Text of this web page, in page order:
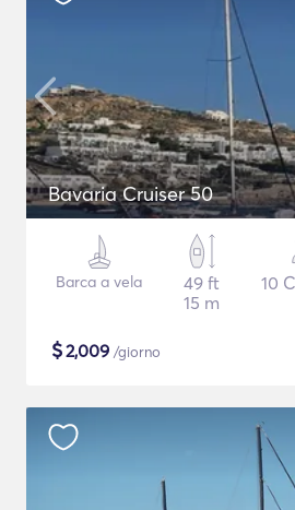
Bavaria Cruiser 50
Barca a vela
49 ft
15 m
10
$2,009 /giorno